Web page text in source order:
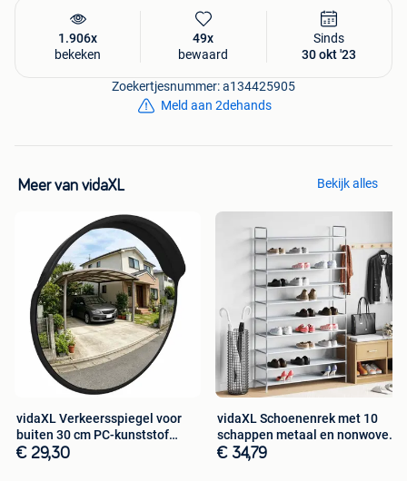
1.906x
bekeken
49x
bewaard
Sinds
30 okt '23
Zoekertjesnummer: a134425905
Meld aan 2dehands
Meer van vidaXL Bekijk alles
vidaXL Verkeersspiegel voor
buiten 30 cm PC-kunststof
zwart
€ 29,30
vidaXL Schoenenrek met 10
schappen metaal en nonwoven
stof
€ 34,79